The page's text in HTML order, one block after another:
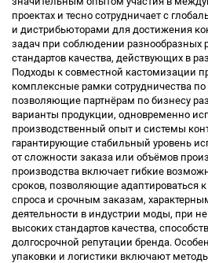
проектах и тесно сотрудничает с
и дистрибьюторами для достижения
задач при соблюдении разнообразных
стандартов качества, действующих в
Подходы к совместной кастомизации
комплексные рамки сотрудничества
позволяющие партнёрам по бизнесу
варианты продукции, одновременно
производственный опыт и системы
гарантирующие стабильный уровень
от сложности заказа или объёмов
производства включает гибкие
сроков, позволяющие адаптироваться
спроса и срочным заказам,
деятельности в индустрии моды, при
высоких стандартов качества,
долгосрочной репутации бренда.
упаковки и логистики включают